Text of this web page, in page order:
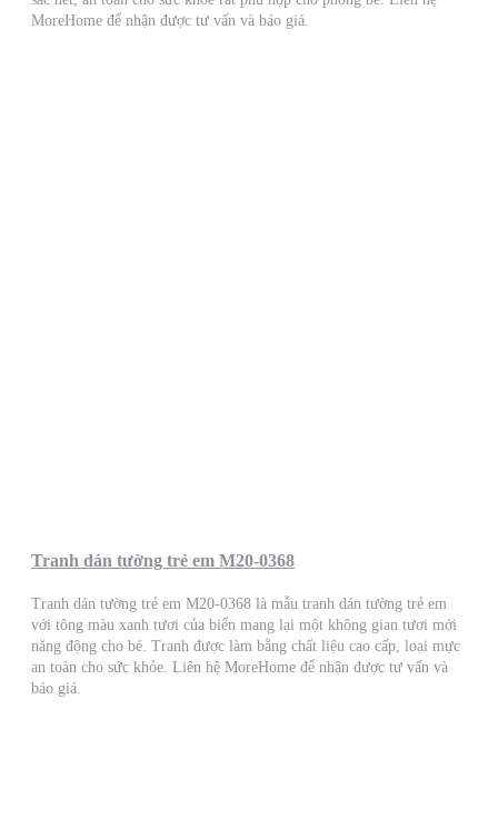
MoreHome để nhận được tư vấn và báo giá.
Tranh dán tường trẻ em M20-0368
Tranh dán tường trẻ em M20-0368 là mẫu tranh dán tường trẻ em
với tông màu xanh tươi của biển mang lại một không gian tươi mới
năng động cho bé. Tranh được làm bằng chất liệu cao cấp, loại mực
an toàn cho sức khỏe. Liên hệ MoreHome để nhận được tư vấn và
báo giá.